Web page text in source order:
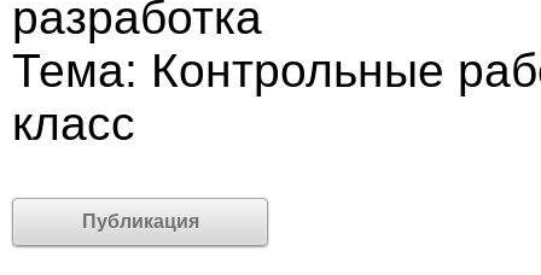
разработка
Тема: Контрольные
класс
Публикация